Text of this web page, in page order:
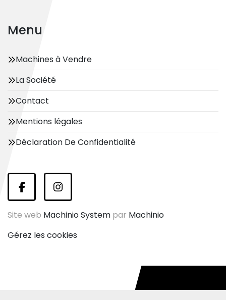
Menu
Machines à Vendre
La Société
Contact
Mentions légales
Déclaration De Confidentialité
facebookinstagram
Site web Machinio System par Machinio
Gérez les cookies